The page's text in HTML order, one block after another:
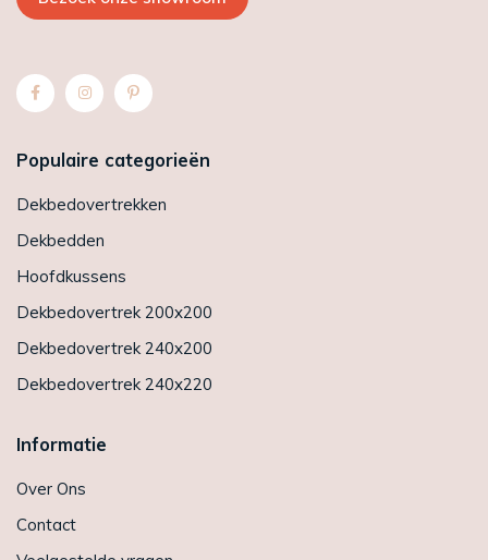
Populaire categorieën
Dekbedovertrekken
Dekbedden
Hoofdkussens
Dekbedovertrek 200x200
Dekbedovertrek 240x200
Dekbedovertrek 240x220
Informatie
Over Ons
Contact